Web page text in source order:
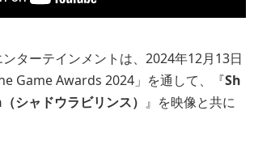
ターテインメントは、2024年12月13日
Game Awards 2024」を通して、『Sh
ャドウラビリンス） 』を映像と共に